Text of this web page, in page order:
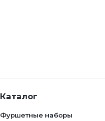
Каталог
Фуршетные наборы